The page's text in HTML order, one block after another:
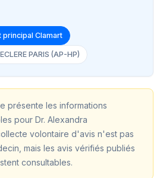
principal Clamart
PARIS (AP-HP)
présente les informations
pour Dr. Alexandra
volontaire d'avis n'est pas
mais les avis vérifiés publiés
consultables.